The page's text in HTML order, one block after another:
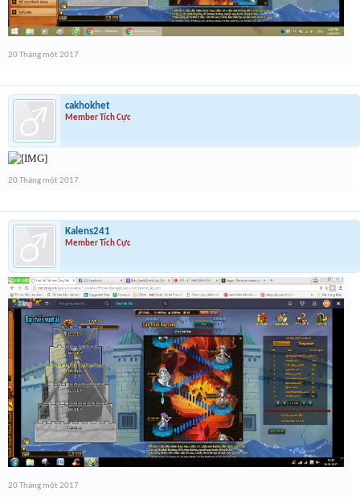
20 Tháng một 2017
cakhokhet
Member Tích Cực
20 Tháng một 2017
Kalens241
Member Tích Cực
20 Tháng một 2017